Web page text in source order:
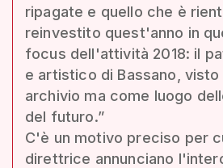
ripagate e quello che è
reinvestito quest'anno in
focus dell'attività 2018: il
e artistico di Bassano, visto
archivio ma come luogo
del futuro.”
C'è un motivo preciso per
direttrice annunciano